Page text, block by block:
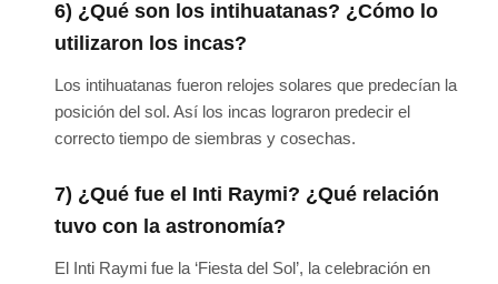
6) ¿Qué son los intihuatanas? ¿Cómo lo
utilizaron los incas?
Los intihuatanas fueron relojes solares que predecían la
posición del sol. Así los incas lograron predecir el
correcto tiempo de siembras y cosechas.
7) ¿Qué fue el Inti Raymi? ¿Qué relación
tuvo con la astronomía?
El Inti Raymi fue la ‘Fiesta del Sol’, la celebración en